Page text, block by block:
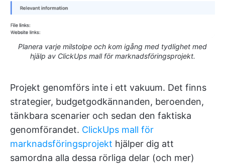
Planera varje milstolpe och kom igång med tydlighet med
hjälp av ClickUps mall för marknadsföringsprojekt.
Projekt genomförs inte i ett vakuum. Det finns
strategier, budgetgodkännanden, beroenden,
tänkbara scenarier och sedan den faktiska
genomförandet. ClickUps mall för
marknadsföringsprojekt hjälper dig att
samordna alla dessa rörliga delar (och mer)